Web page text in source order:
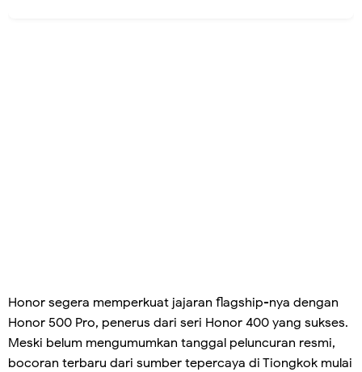
Honor segera memperkuat jajaran flagship-nya dengan
Honor 500 Pro, penerus dari seri Honor 400 yang sukses.
Meski belum mengumumkan tanggal peluncuran resmi,
bocoran terbaru dari sumber tepercaya di Tiongkok mulai